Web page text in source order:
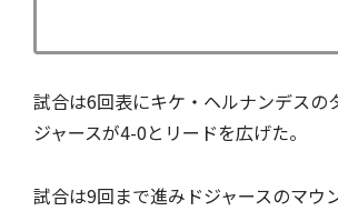
試合は6回表にキケ・ヘルナンデスの
ジャースが4-0とリードを広げた。
試合は9回まで進みドジャースのマウ